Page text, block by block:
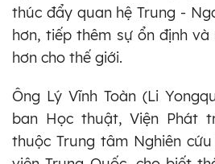
thúc đẩy quan hệ Trung -
hơn, tiếp thêm sự ổn định
hơn cho thế giới.
Ông Lý Vĩnh Toàn (Li
ban Học thuật, Viện Phát
thuộc Trung tâm Nghiên